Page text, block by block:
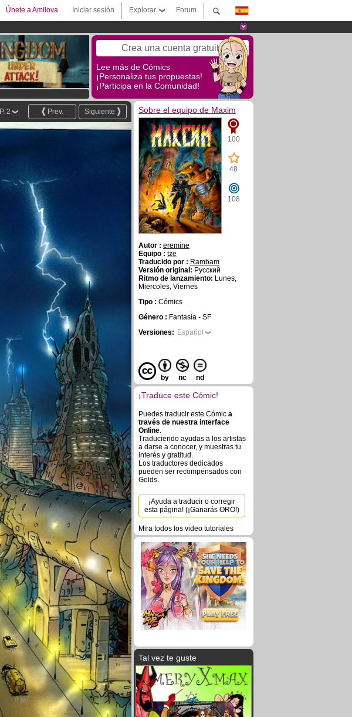
Forum
Explorar
Iniciar sesión
Únete a Amilova
Crea una cuenta gratuita
Lee más de Cómics
¡Personaliza tus propuestas!
¡Participa en la Comunidad!
Siguiente
Prev.
P. 2 Sobre el equipo de Maxim
100
48
108
Autor : eremine
Equipo : tze
Traducido por : Rambam
Versión original: Русский
Ritmo de lanzamiento: Lunes,
Miercoles, Viernes
Tipo : Cómics
Género : Fantasía - SF
Versiones: Español
by nc nd
¡Traduce este Cómic!
Puedes traducir este Cómic a
través de nuestra interface
Online.
Traduciendo ayudas a los artistas
a darse a conocer, y muestras tu
interés y gratitud.
Los traductores dedicados
pueden ser recompensados con
Golds.
¡Ayuda a traducir o corregir
esta página! (¡Ganarás ORO!)
Mira todos los video tutoriales
Tal vez te guste